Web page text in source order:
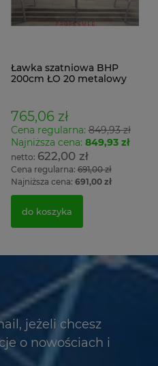
Ławka szatniowa BHP
200cm ŁO 20 metalowy
765,06 zł
Cena regularna:849,93 zł
Najniższa cena: 849,93 zł
622,00 zł
Cena regularna:691,00 zł
Najniższa cena: 691,00 zł
do koszyka
jeżeli chcesz
o nowościach i